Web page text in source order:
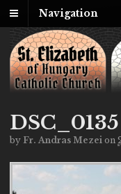
Navigation
DSC_0135
by Fr. Andras Mezei on